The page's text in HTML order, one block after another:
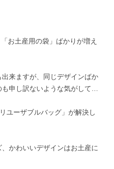
お土産用の袋」ばかりが増え
来ますが、同じデザインばか
申し訳ないような気がして…
ユーザブルバッグ」が解決し
かわいいデザインはお土産に